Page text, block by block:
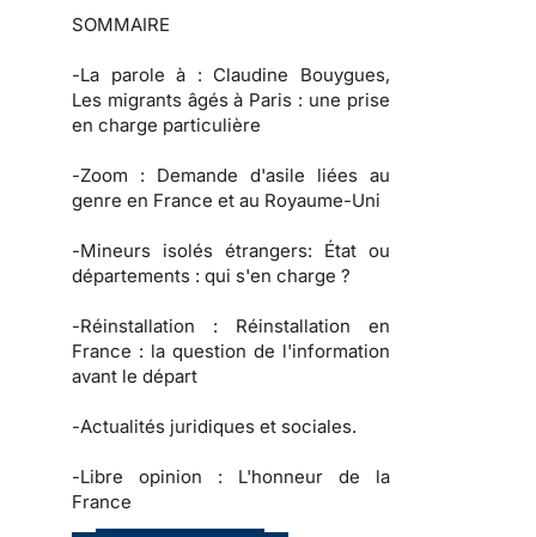
SOMMAIRE
-La parole à : Claudine Bouygues,
Les migrants âgés à Paris : une prise
en charge particulière
-Zoom : Demande d'asile liées au
genre en France et au Royaume-Uni
-Mineurs isolés étrangers: État ou
départements : qui s'en charge ?
-Réinstallation : Réinstallation en
France : la question de l'information
avant le départ
-Actualités juridiques et sociales.
-Libre opinion : L'honneur de la
France